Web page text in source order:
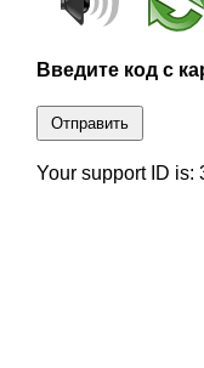
Введите код с
Отправить
Your support ID is: